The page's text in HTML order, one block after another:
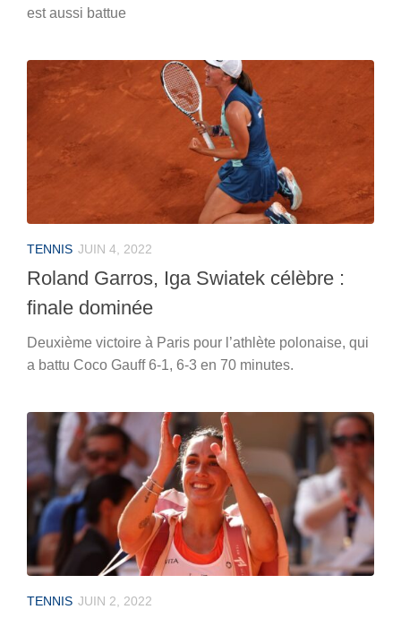
est aussi battue
TENNIS JUIN 4, 2022
Roland Garros, Iga Swiatek célèbre :
finale dominée
Deuxième victoire à Paris pour l’athlète polonaise, qui
a battu Coco Gauff 6-1, 6-3 en 70 minutes.
TENNIS JUIN 2, 2022